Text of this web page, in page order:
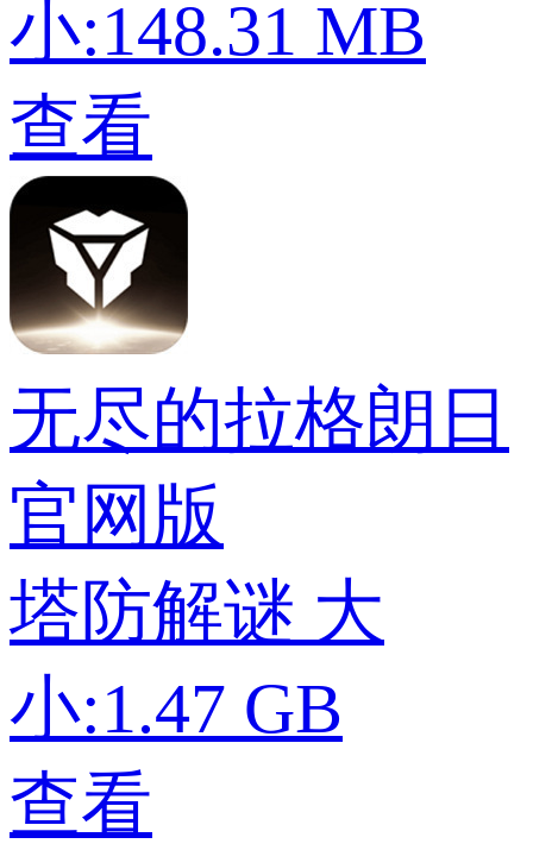
小:148.31 MB
查看
无尽的拉格朗日
官网版
塔防解谜 大
小:1.47 GB
查看